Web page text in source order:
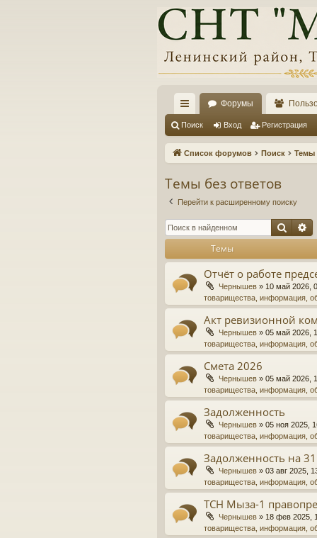
с
ы
и
Форумы
Поиск Вход Регистрация
Список форумов Поиск Темы
Темы без ответов
Перейти к расширенному поиску
Поиск
Темы
Отчёт о работе
Чернышев » 10 май 2026,
товарищества, информация,
Акт ревизионной
Чернышев » 05 май 2026,
товарищества, информация,
Смета 2026
Чернышев » 05 май 2026,
товарищества, информация,
Задолженность
Чернышев » 05 ноя 2025,
товарищества, информация,
Задолженность на
Чернышев » 03 авг 2025,
товарищества, информация,
ТСН Мыза-1
Чернышев » 18 фев 2025,
товарищества, информация,